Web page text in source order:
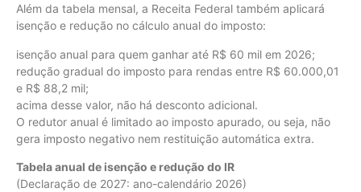
Além da tabela mensal, a Receita Federal também aplicará
isenção e redução no cálculo anual do imposto:
isenção anual para quem ganhar até R$ 60 mil em 2026;
redução gradual do imposto para rendas entre R$ 60.000,01
e R$ 88,2 mil;
acima desse valor, não há desconto adicional.
O redutor anual é limitado ao imposto apurado, ou seja, não
gera imposto negativo nem restituição automática extra.
Tabela anual de isenção e redução do IR
(Declaração de 2027: ano-calendário 2026)